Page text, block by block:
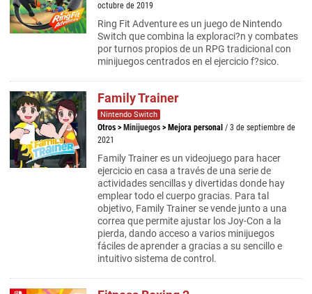
octubre de 2019
Ring Fit Adventure es un juego de Nintendo
Switch que combina la exploraci?n y combates
por turnos propios de un RPG tradicional con
minijuegos centrados en el ejercicio f?sico.
Family Trainer
Nintendo Switch
Otros > Minijuegos > Mejora personal / 3 de septiembre de
2021
Family Trainer es un videojuego para hacer
ejercicio en casa a través de una serie de
actividades sencillas y divertidas donde hay
emplear todo el cuerpo gracias. Para tal
objetivo, Family Trainer se vende junto a una
correa que permite ajustar los Joy-Con a la
pierda, dando acceso a varios minijuegos
fáciles de aprender a gracias a su sencillo e
intuitivo sistema de control.